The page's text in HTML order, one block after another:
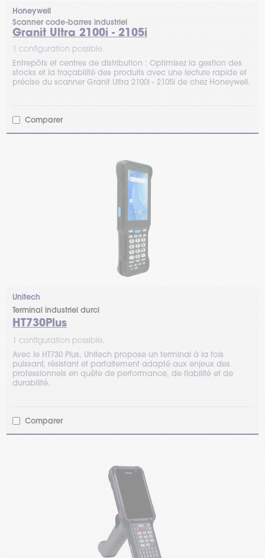
Honeywell
Scanner code-barres industriel
Granit Ultra 2100i - 2105i
1 configuration possible.
Entrepôts et centres de distribution : Optimisez la gestion des
stocks et la traçabilité des produits avec une lecture rapide et
précise du scanner Granit Ultra 2100i - 2105i de chez Honeywell.
Comparer
Unitech
Terminal industriel durci
HT730Plus
1 configuration possible.
Avec le HT730 Plus, Unitech propose un terminal à la fois
puissant, résistant et parfaitement adapté aux enjeux des
professionnels en quête de performance, de fiabilité et de
durabilité.
Comparer